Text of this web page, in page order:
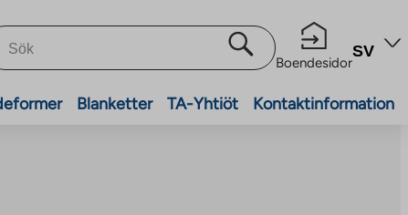
Boendesidor
SV
Blanketter TA-Yhtiöt Kontaktinformation